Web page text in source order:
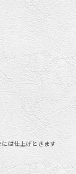
は仕上げときます